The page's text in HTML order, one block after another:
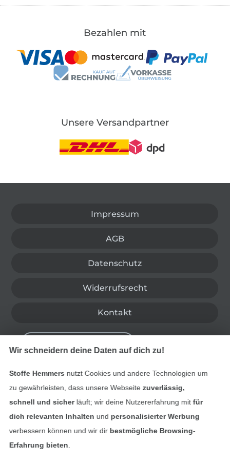
Bezahlen mit
Unsere Versandpartner
Impressum
AGB
Datenschutz
Widerrufsrecht
Kontakt
Finde mehr Inspiration
Wir schneidern deine Daten auf dich zu!
Stoffe Hemmers nutzt Cookies und andere Technologien um
zu gewährleisten, dass unsere Webseite zuverlässig,
schnell und sicherläuft; wir deine Nutzererfahrung mitfür
dich relevanten Inhalten und personalisierter Werbung
verbessern können und wir dir bestmögliche Browsing-
Erfahrung bieten